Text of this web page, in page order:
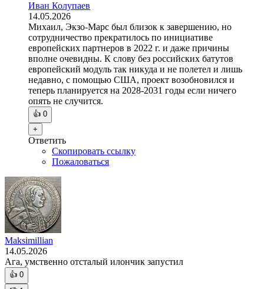
Иван Колупаев
14.05.2026
Михаил, Экзо-Марс был близок к завершению, но
сотрудничество прекратилось по инициативе
европейских партнеров в 2022 г. и даже причины
вполне очевидны. К слову без российских батутов
европейский модуль так никуда и не полетел и лишь
недавно, с помощью США, проект возобновился и
теперь планируется на 2028-2031 годы если ничего
опять не случится.
👍 0
+
Ответить
Скопировать ссылку
Пожаловаться
Maksimillian
14.05.2026
Ага, умственно отсталый илончик запустил
👍 0